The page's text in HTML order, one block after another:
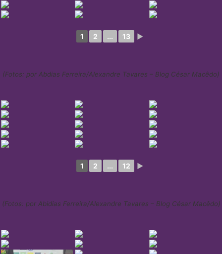
1 2 ... 13 ►
(Fotos: por Abdias Ferreira/Alexandre Tavares – Blog César Macêdo)
1 2 ... 12 ►
(Fotos: por Abidias Ferreira/Alexandre Tavares – Blog César Macêdo)